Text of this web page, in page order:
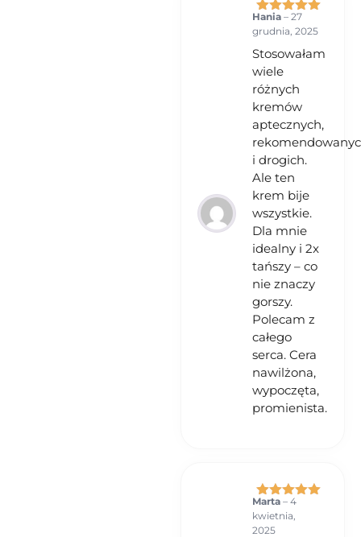
Oceniono
na 5
Hania – 27
grudnia, 2025
Stosowałam
wiele
różnych
kremów
aptecznych,
i drogich.
Ale ten
krem bije
wszystkie.
Dla mnie
idealny i 2x
tańszy – co
nie znaczy
gorszy.
Polecam z
całego
serca. Cera
nawilżona,
wypoczęta,
promienista.
Oceniono
na 5
Marta – 4
kwietnia,
2025